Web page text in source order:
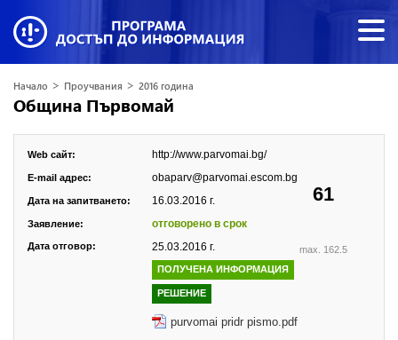
Начало > Проучвания > 2016 година
Община Първомай
61
max. 162.5
Web сайт: http://www.parvomai.bg/
E-mail адрес: obaparv@parvomai.escom.bg
Дата на запитването: 16.03.2016 г.
Заявление: отговорено в срок
Дата отговор: 25.03.2016 г.
ПОЛУЧЕНА ИНФОРМАЦИЯ
РЕШЕНИЕ
purvomai pridr pismo.pdf